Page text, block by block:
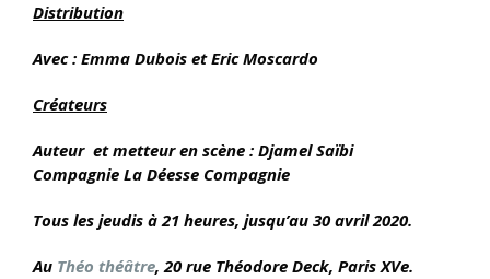
Distribution
Avec : Emma Dubois et Eric Moscardo
Créateurs
Auteur et metteur en scène : Djamel Saïbi
Compagnie La Déesse Compagnie
Tous les jeudis à 21 heures, jusqu’au 30 avril 2020.
Au Théo théâtre, 20 rue Théodore Deck, Paris XVe.